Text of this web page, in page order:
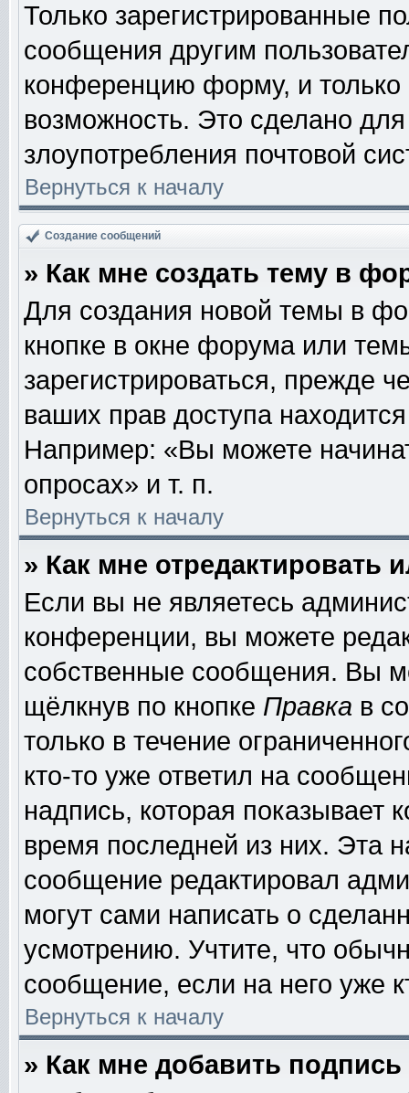
Только зарегистрированные
сообщения другим
конференцию форму, и только
возможность. Это сделано
злоупотребления почтовой
Вернуться к началу
Создание сообщений
» Как мне создать тему в
Для создания новой темы в
кнопке в окне форума или
зарегистрироваться, прежде
ваших прав доступа
Например: «Вы можете
опросах» и т. п.
Вернуться к началу
» Как мне отредактировать
Если вы не являетесь
конференции, вы можете
собственные сообщения. Вы
щёлкнув по кнопке Правка в
только в течение
кто-то уже ответил на
надпись, которая показывает
время последней из них. Эта
сообщение редактировал
могут сами написать о
усмотрению. Учтите, что
сообщение, если на него уже
Вернуться к началу
» Как мне добавить